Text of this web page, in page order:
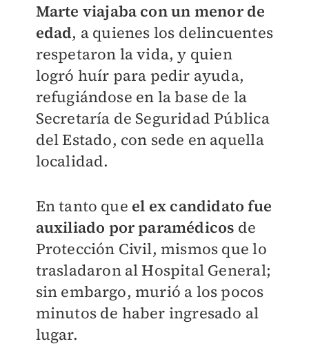
Marte viajaba con un menor de
edad, a quienes los delincuentes
respetaron la vida, y quien
logró huír para pedir ayuda,
refugiándose en la base de la
Secretaría de Seguridad Pública
del Estado, con sede en aquella
localidad.
En tanto que el ex candidato fue
auxiliado por paramédicos de
Protección Civil, mismos que lo
trasladaron al Hospital General;
sin embargo, murió a los pocos
minutos de haber ingresado al
lugar.